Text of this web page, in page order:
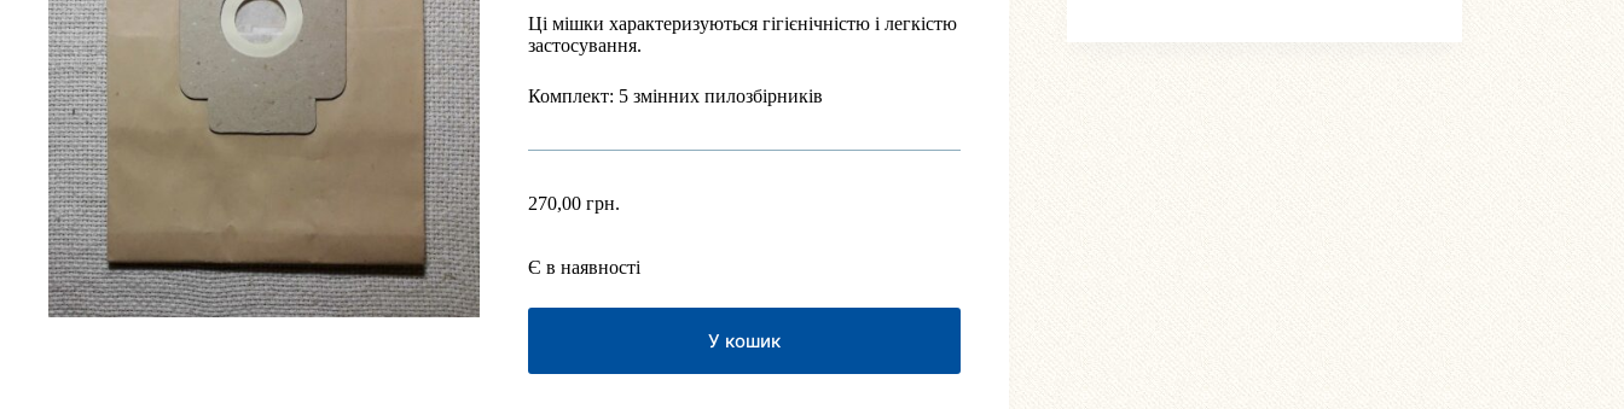
Ці мішки характеризуються гігієнічністю і легкістю
застосування.
Комплект: 5 змінних пилозбірників
270,00грн.
Є в наявності
У кошик